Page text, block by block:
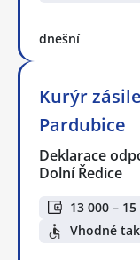
dnešní
Kurýr
Pardubice
Deklarace
Dolní Ředice
13 000 –
Vhodné